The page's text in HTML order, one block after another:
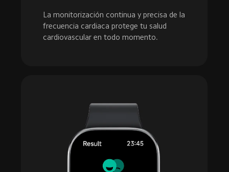
La monitorización continua y precisa de la
frecuencia cardiaca protege tu salud
cardiovascular en todo momento.